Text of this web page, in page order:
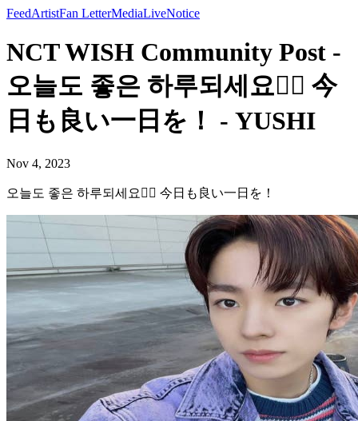
FeedArtistFan LetterMediaLiveNotice
NCT WISH Community Post -
오늘도 좋은 하루되세요🙆‍♀️ 今
日も良い一日を！ - YUSHI
Nov 4, 2023
오늘도 좋은 하루되세요🙆‍♀️ 今日も良い一日を！